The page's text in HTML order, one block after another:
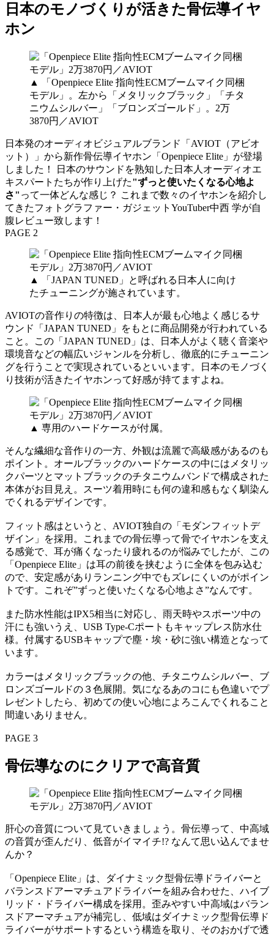
日本のモノづくりが活きた骨伝導イヤ
ホン
▲ 「Openpiece Elite 指向性ECMブームマイク同梱
モデル」。左から「メタリックブラック」「チタ
ニウムシルバー」「ブロンズゴールド」。2万
3870円／AVIOT
日本発のオーディオビジュアルブランド「AVIOT（アビオ
ット）」から新作骨伝導イヤホン「Openpiece Elite」が登場
しました！ 日本のサウンドを熟知した日本人オーディオエ
キスパートたちが作り上げた"ずっと使いたくなる心地よ
さ" って一体どんな感じ？ これまで数々のイヤホンを紹介し
てきたフォトグラファー・ガジェットYouTuber中西 学が自
腹レビュー致します！
PAGE 2
▲ 「JAPAN TUNED」と呼ばれる日本人に向け
たチューニングが施されています。
AVIOTの音作りの特徴は、日本人が最も心地よく感じるサ
ウンド「JAPAN TUNED」をもとに商品開発が行われている
こと。この「JAPAN TUNED」は、日本人がよく聴く音楽や
環境音などの幅広いジャンルを分析し、徹底的にチューニン
グを行うことで実現されているといいます。日本のモノづく
り技術が活きたイヤホンって好感が持てますよね。
▲ 専用のハードケースが付属。
そんな繊細な音作りの一方、外観は流麗で高級感があるのも
ポイント。オールブラックのハードケースの中にはメタリッ
クパーツとマットブラックのチタニウムバンドで構成された
本体がお目見え。スーツ着用時にも何の違和感もなく馴染ん
でくれるデザインです。
フィット感はというと、AVIOT独自の「モダンフィットデ
ザイン」を採用。これまでの骨伝導って骨でイヤホンを支え
る感覚で、耳が痛くなったり疲れるのが悩みでしたが、この
「Openpiece Elite」は耳の前後を挟むように全体を包み込む
ので、安定感がありランニング中でもズレにくいのがポイン
トです。これぞ”ずっと使いたくなる心地よさ”なんです。
また防水性能はIPX5相当に対応し、雨天時やスポーツ中の
汗にも強いうえ、USB Type-Cポートもキャップレス防水仕
様。付属するUSBキャップで塵・埃・砂に強い構造となって
います。
カラーはメタリックブラックの他、チタニウムシルバー、ブ
ロンズゴールドの３色展開。気になるあのコにも色違いでプ
レゼントしたら、初めての使い心地によろこんでくれること
間違いありません。
PAGE 3
骨伝導なのにクリアで高音質
肝心の音質について見ていきましょう。骨伝導って、中高域
の音質が歪んだり、低音がイマイチ!? なんて思い込んでませ
んか？
「Openpiece Elite」は、ダイナミック型骨伝導ドライバーと
バランスドアーマチュアドライバーを組み合わせた、ハイブ
リッド・ドライバー構成を採用。歪みやすい中高域はバラン
スドアーマチュアが補完し、低域はダイナミック型骨伝導ド
ライバーがサポートするという構造を取り、そのおかげで透